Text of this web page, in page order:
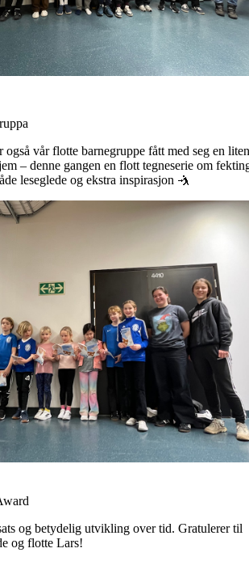
også vår flotte barnegruppe fått med seg en liten
– denne gangen en flott tegneserie om
leseglede og ekstra inspirasjon 🤺
og betydelig utvikling over tid. Gratulerer til
og flotte Lars!